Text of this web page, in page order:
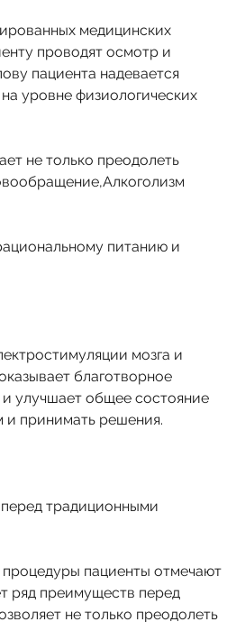
медицинских
проводят осмотр и
пациента надевается
уровне физиологических
не только преодолеть
питанию и
мозга и
благотворное
улучшает общее состояние
и принимать решения.
традиционными
пациенты отмечают
ряд преимуществ перед
не только преодолеть